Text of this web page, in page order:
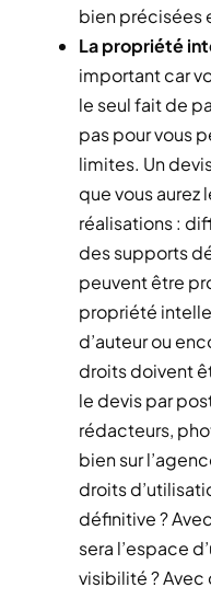
bien précisées
La propriété
important car
le seul fait de
pas pour vous
limites. Un
que vous aurez
réalisations :
des supports
peuvent être
propriété
d’auteur ou
droits doivent
le devis par
rédacteurs,
bien sur
droits
définitive ?
sera l’espace
visibilité ? Avec